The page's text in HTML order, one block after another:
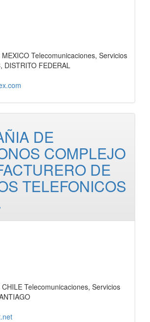
MEXICO Telecomunicaciones, Servicios
DISTRITO FEDERAL
DE
COMPLEJO
DE
TELEFONICOS
CHILE Telecomunicaciones, Servicios